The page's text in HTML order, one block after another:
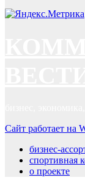
Сайт работает на
бизнес-
спортивная
о проекте